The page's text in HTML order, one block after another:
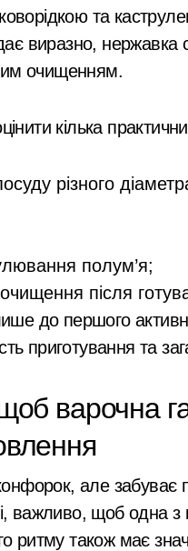
на Київщині: пояснення
філії табору
через жахливі
як переселенці
але забирали все: у
сезону
контролю доступу
киянин та
Киев —
як перевірити продавця
громаді ділянку
з’явилося майже 500
та
виразно, нержавка
очищенням.
кілька
різного
полум’я;
після
до першого
приготування та
варочна
але
важливо, щоб одна
ритму також має